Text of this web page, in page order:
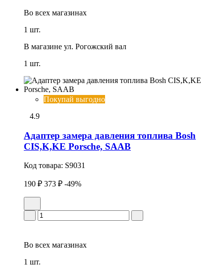
Во всех магазинах
1 шт.
В магазине ул. Рогожский вал
1 шт.
Покупай выгодно
4.9
Адаптер замера давления топлива Bosh
CIS,K,KE Porsche, SAAB
Код товара: S9031
190 ₽ 373 ₽ -49%
Во всех магазинах
1 шт.